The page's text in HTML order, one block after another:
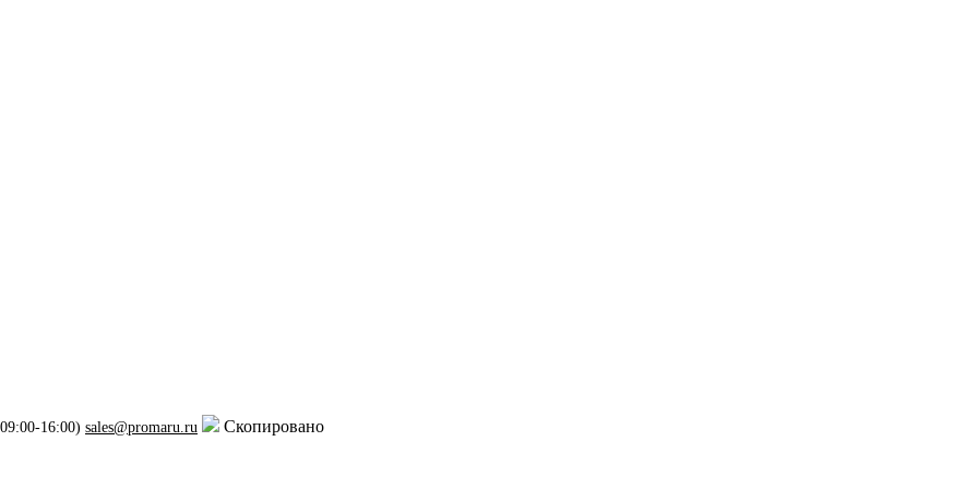
16:00) sales@promaru.ru Скопировано